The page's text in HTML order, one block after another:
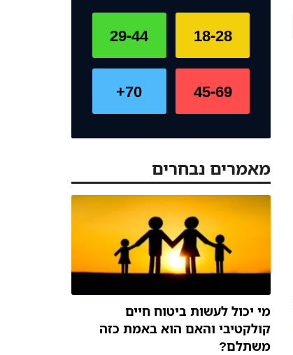
18-28
29-44
45-69
70+
מאמרים נבחרים
מי יכול לעשות ביטוח חיים
קולקטיבי והאם הוא באמת כזה
משתלם?